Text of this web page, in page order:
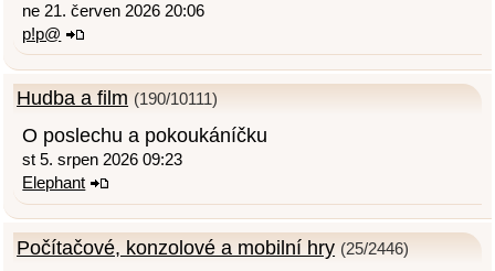
ne 21. červen 2026 20:06
p!p@
Hudba a film (190/10111)
O poslechu a pokoukáníčku
st 5. srpen 2026 09:23
Elephant
Počítačové, konzolové a mobilní hry (25/2446)